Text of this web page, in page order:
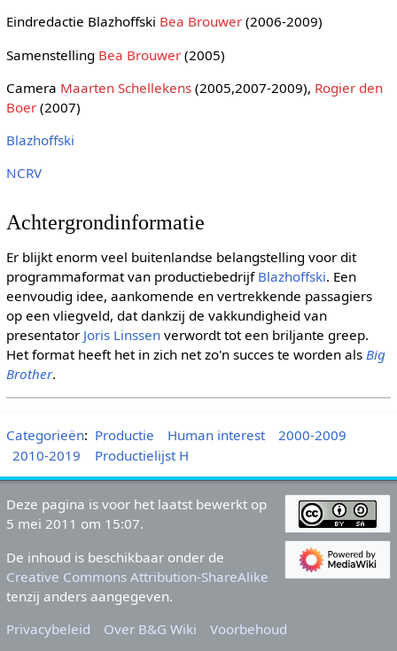
Eindredactie Blazhoffski Bea Brouwer(2006-2009)
Samenstelling Bea Brouwer(2005)
Camera Maarten Schellekens(2005,2007-2009), Rogier den
Boer(2007)
Blazhoffski
NCRV
Achtergrondinformatie
Er blijkt enorm veel buitenlandse belangstelling voor dit
programmaformat van productiebedrijf Blazhoffski. Een
eenvoudig idee, aankomende en vertrekkende passagiers
op een vliegveld, dat dankzij de vakkundigheid van
presentator Joris Linssenverwordt tot een briljante greep.
Het format heeft het in zich net zo'n succes te worden als Big
Brother.
Categorieën: Productie Human interest
2000-2009
2010-2019
Productielijst H
Deze pagina is voor het laatst bewerkt op
5 mei 2011 om 15:07.
De inhoud is beschikbaar onder de
Creative Commons Attribution-ShareAlike
tenzij anders aangegeven.
Privacybeleid
Over B&G Wiki Voorbehoud